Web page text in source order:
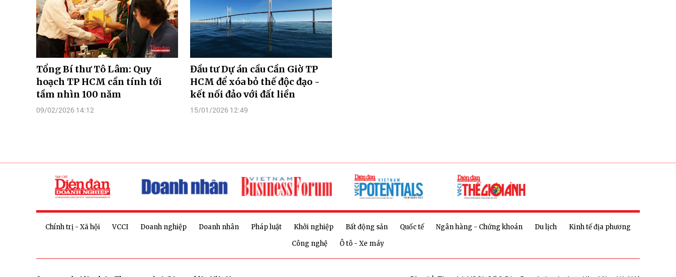
Tổng Bí thư Tô Lâm: Quy
hoạch TP HCM cần tính tới
tầm nhìn 100 năm
09/02/2026 14:12
Đầu tư Dự án cầu Cần Giờ TP
HCM để xóa bỏ thế độc đạo -
kết nối đảo với đất liền
15/01/2026 12:49
Chính trị - Xã hội VCCI Doanh nghiệp Doanh nhân Pháp luật Khởi nghiệp Bất động sản Quốc tế Ngân hàng - Chứng khoán Du lịch
Kinh tế địa phương
Công nghệ
Ô tô - Xe máy